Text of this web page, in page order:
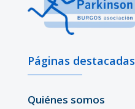
Páginas destacadas
Quiénes somos